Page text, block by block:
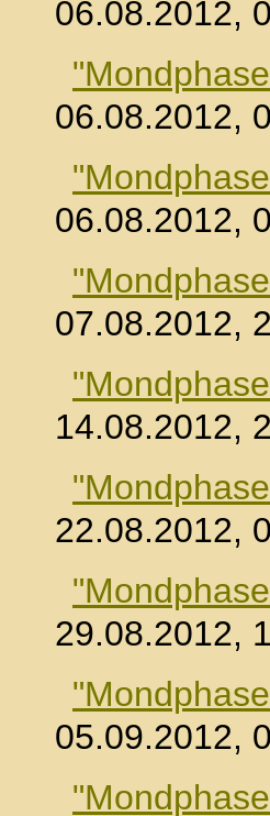
06.08.2012,
06.08.2012,
06.08.2012,
07.08.2012,
14.08.2012,
22.08.2012,
29.08.2012,
05.09.2012,